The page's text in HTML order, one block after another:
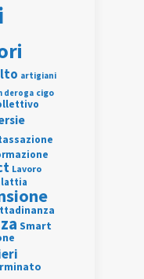
artigiani
deroga cigo
Lavoro
Smart